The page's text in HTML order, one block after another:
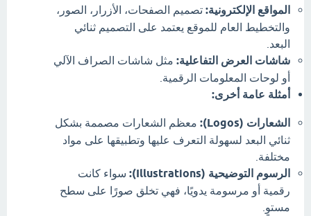
المواقع الإلكترونية: تصميم الصفحات، الأزرار، الصور،
والتخطيط العام للموقع يعتمد على التصميم ثنائي
البعد.
شاشات العرض التفاعلية: مثل شاشات الصراف الآلي
أو لوحات المعلومات الرقمية.
أمثلة عامة أخرى:
الشعارات (Logos):
معظم الشعارات مصممة بشكل
ثنائي البعد لسهولة التعرف عليها وتطبيقها على مواد
مختلفة.
الرسوم التوضيحية (Illustrations):
سواء كانت
رقمية أو مرسومة يدويًا، فهي تخلق صورًا على سطح
مستوٍ.